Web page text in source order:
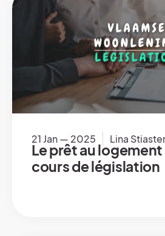
21 Jan — 2025 Lina
Le prêt au
cours de législation